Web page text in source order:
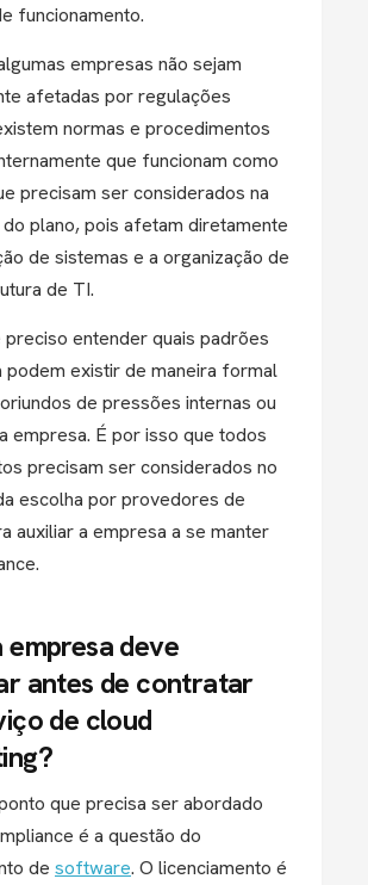
funcionamento.
empresas não sejam
afetadas por regulações
normas e procedimentos
que funcionam como
precisam ser considerados na
plano, pois afetam diretamente
de sistemas e a organização de
de TI.
preciso entender quais padrões
podem existir de maneira formal
de pressões internas ou
empresa. É por isso que todos
precisam ser considerados no
escolha por provedores de
auxiliar a empresa a se manter
empresa deve
antes de contratar
de cloud
que precisa ser abordado
é a questão do
de software. O licenciamento é